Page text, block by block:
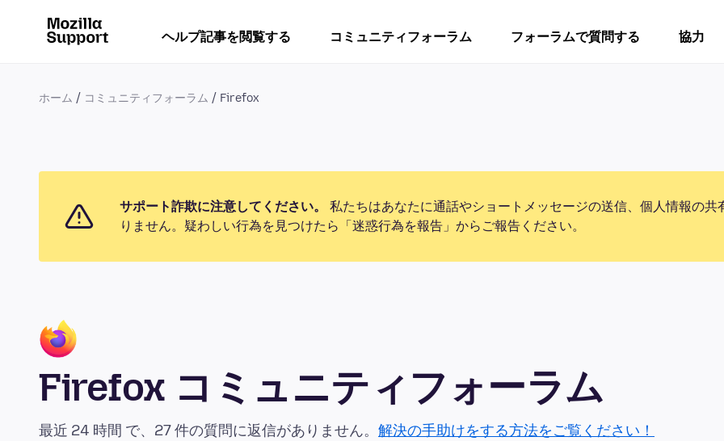
ヘルプ記事を閲覧する コミュニティフォーラム フォーラムで質問する 協力
ホーム コミュニティフォーラム Firefox
サポート詐欺に注意してください。
私たちはあなたに通話やショートメッセージの送信、個人情報の共
りません。疑わしい行為を見つけたら「迷惑行為を報告」からご報告ください。
Firefox コミュニティフォーラム
最近 24 時間 で、27 件の質問に返信がありません。 解決の手助けをする方法をご覧ください！